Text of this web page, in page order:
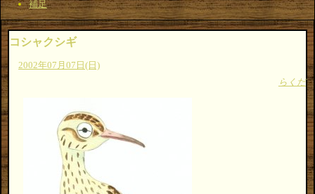
補足
コシャクシギ
2002年07月07日(日)
らくだ